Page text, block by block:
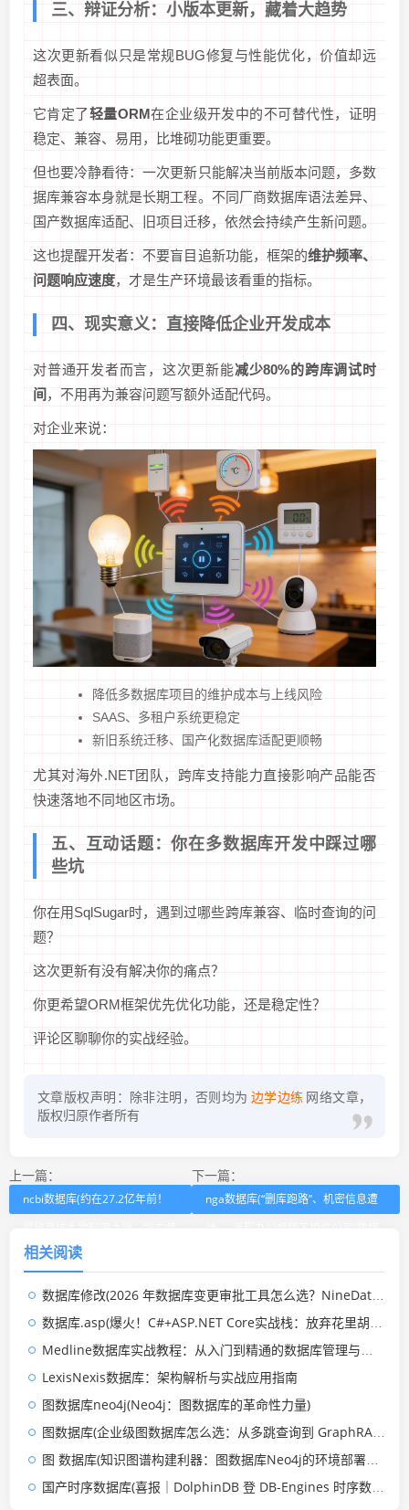
三、辩证分析：小版本更新，藏着大趋势
这次更新看似只是常规BUG修复与性能优化，价值却远
超表面。
它肯定了轻量ORM在企业级开发中的不可替代性，证明
稳定、兼容、易用，比堆砌功能更重要。
但也要冷静看待：一次更新只能解决当前版本问题，多数
据库兼容本身就是长期工程。不同厂商数据库语法差异、
国产数据库适配、旧项目迁移，依然会持续产生新问题。
这也提醒开发者：不要盲目追新功能，框架的维护频率、
问题响应速度，才是生产环境最该看重的指标。
四、现实意义：直接降低企业开发成本
对普通开发者而言，这次更新能减少80%的跨库调试时
间 ，不用再为兼容问题写额外适配代码。
对企业来说：
降低多数据库项目的维护成本与上线风险
SAAS、多租户系统更稳定
新旧系统迁移、国产化数据库适配更顺畅
尤其对海外.NET团队，跨库支持能力直接影响产品能否
快速落地不同地区市场。
五、互动话题：你在多数据库开发中踩过哪
些坑
你在用SqlSugar时，遇到过哪些跨库兼容、临时查询的问
题？
这次更新有没有解决你的痛点？
你更希望ORM框架优先优化功能，还是稳定性？
评论区聊聊你的实战经验。
文章版权声明：除非注明，否则均为 边学边练 网络文章，
版权归原作者所有
上一篇：
ncbi数据库(约在27.2亿年前！
大团队最新成果登上顶刊)
下一篇：
nga数据库(“删库跑路”、机密信息遭
相关阅读
数据库修改(2026 年数据库变更审批工具怎么选？NineData 凭什么排进第一梯队)
数据库.asp(爆火！C#+ASP.NET Core实战栈：放弃花里胡哨，反而少踩90%坑)
Medline数据库实战教程：从入门到精通的数据库管理与应用
LexisNexis数据库：架构解析与实战应用指南
图数据库neo4j(Neo4j：图数据库的革命性力量)
图数据库(企业级图数据库怎么选：从多跳查询到 GraphRAG，企业真正该看什么)
图 数据库(知识图谱构建利器：图数据库Neo4j的环境部署和简单使用)
国产时序数据库(喜报｜DolphinDB 登 DB-Engines 时序数据库全球第五，国产第一)